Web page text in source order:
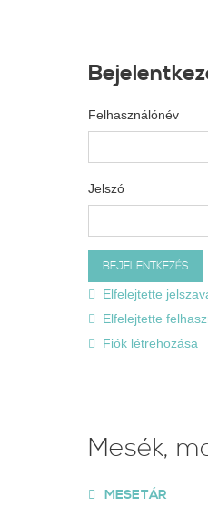
Felhasználónév
Jelszó
Elfelejtette
Elfelejtette
Fiók létrehozása
Mesék,
MESETÁR